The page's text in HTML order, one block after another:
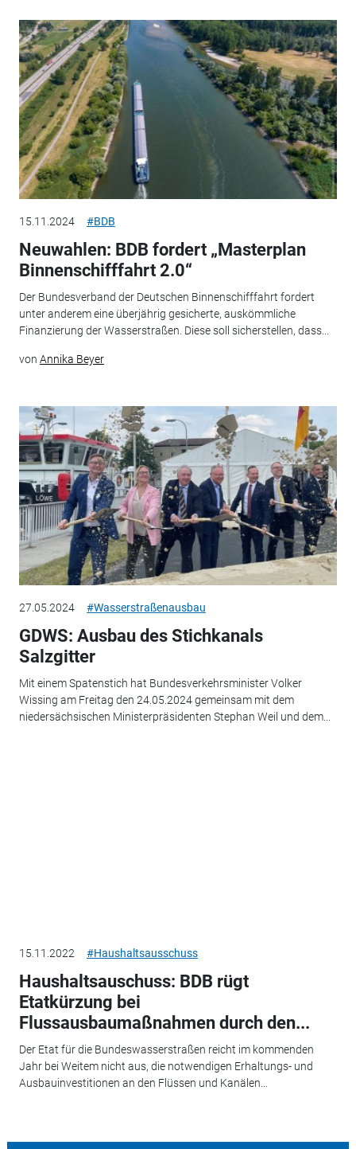
15.11.2024 #BDB
Neuwahlen: BDB fordert „Masterplan
Binnenschifffahrt 2.0“
Der Bundesverband der Deutschen Binnenschifffahrt fordert
unter anderem eine überjährig gesicherte, auskömmliche
Finanzierung der Wasserstraßen. Diese soll sicherstellen, dass...
von Annika Beyer
27.05.2024 #Wasserstraßenausbau
GDWS: Ausbau des Stichkanals
Salzgitter
Mit einem Spatenstich hat Bundesverkehrsminister Volker
Wissing am Freitag den 24.05.2024 gemeinsam mit dem
niedersächsischen Ministerpräsidenten Stephan Weil und dem...
15.11.2022 #Haushaltsausschuss
Haushaltsauschuss: BDB rügt
Etatkürzung bei
Flussausbaumaßnahmen durch den...
Der Etat für die Bundeswasserstraßen reicht im kommenden
Jahr bei Weitem nicht aus, die notwendigen Erhaltungs- und
Ausbauinvestitionen an den Flüssen und Kanälen...